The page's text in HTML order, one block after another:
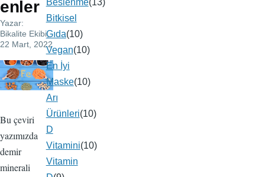
enler
Yazar:
Bikalite Ekibi,
22 Mart, 2022
Resim
Bu çeviri
yazımızda
demir
minerali
Beslenme(13)
Bitkisel
Gıda(10)
Vegan(10)
En İyi
Maske(10)
Arı
Ürünleri(10)
D
Vitamini(10)
Vitamin